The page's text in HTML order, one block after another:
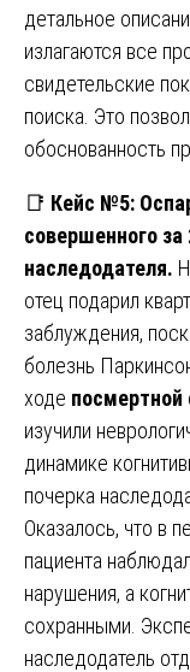
детальное
излагаются все
свидетельские
поиска. Это
обоснованность
📑 Кейс №5:
совершенного
наследодателя.
отец подарил
заблуждения,
болезнь
ходе посмертной
изучили
динамике
почерка
Оказалось, что в
пациента
нарушения, а
сохранными.
наследодатель